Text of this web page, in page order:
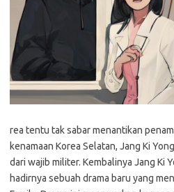
rea tentu tak sabar menantikan
kenamaan Korea Selatan, Jang Ki
dari wajib militer. Kembalinya Jang Ki
hadirnya sebuah drama baru yang